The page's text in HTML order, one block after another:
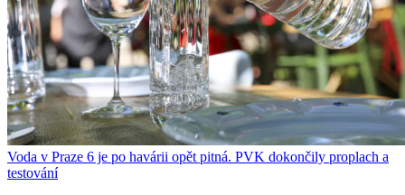
Voda v Praze 6 je po havárii opět pitná. PVK dokončily proplach a
testování